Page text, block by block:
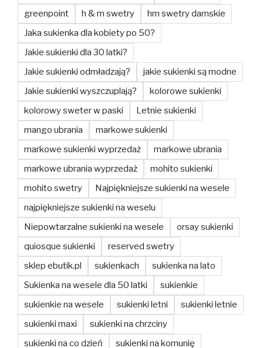
greenpoint
h & m swetry
hm swetry damskie
Jaka sukienka dla kobiety po 50?
Jakie sukienki dla 30 latki?
Jakie sukienki odmładzają?
jakie sukienki są modne
Jakie sukienki wyszczuplają?
kolorowe sukienki
kolorowy sweter w paski
Letnie sukienki
mango ubrania
markowe sukienki
markowe sukienki wyprzedaż
markowe ubrania
markowe ubrania wyprzedaż
mohito sukienki
mohito swetry
Najpiękniejsze sukienki na wesele
najpiękniejsze sukienki na weselu
Niepowtarzalne sukienki na wesele
orsay sukienki
quiosque sukienki
reserved swetry
sklep ebutik.pl
sukienkach
sukienka na lato
Sukienka na wesele dla 50 latki
sukienkie
sukienkie na wesele
sukienki letni
sukienki letnie
sukienki maxi
sukienki na chrzciny
sukienki na co dzień
sukienki na komunię